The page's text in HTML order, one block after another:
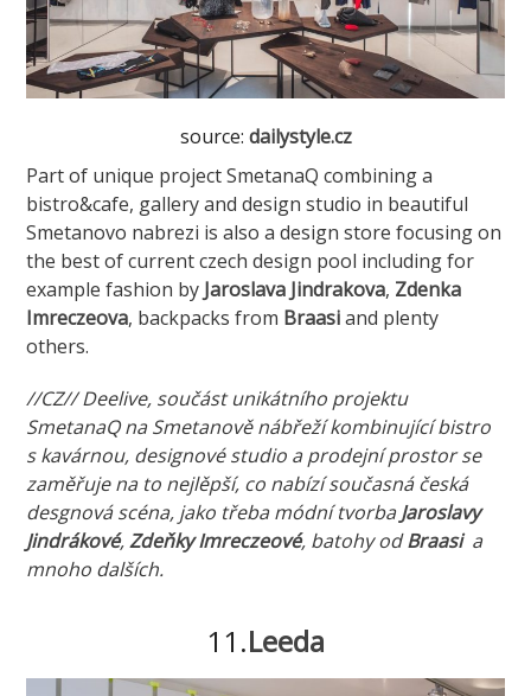
source: dailystyle.cz
Part of unique project SmetanaQ combining a
bistro&cafe, gallery and design studio in beautiful
Smetanovo nabrezi is also a design store focusing on
the best of current czech design pool including for
example fashion by Jaroslava Jindrakova, Zdenka
Imreczeova, backpacks from Braasiand plenty
others.
//CZ// Deelive, součást unikátního projektu
SmetanaQ na Smetanově nábřeží kombinující bistro
s kavárnou, designové studio a prodejní prostor se
zaměřuje na to nejlěpší, co nabízí současná česká
desgnová scéna, jako třeba módní tvorba Jaroslavy
Jindrákové,Zdeňky Imreczeové, batohy odBraasia
mnoho dalších.
11.Leeda